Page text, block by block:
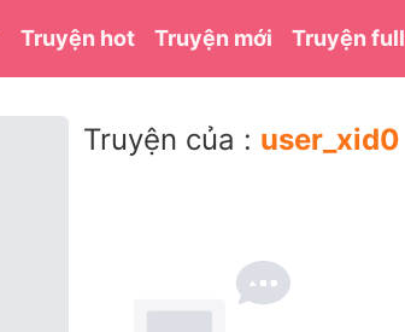
Truyện hot Truyện mới Truyện full
Truyện của : user_xid0